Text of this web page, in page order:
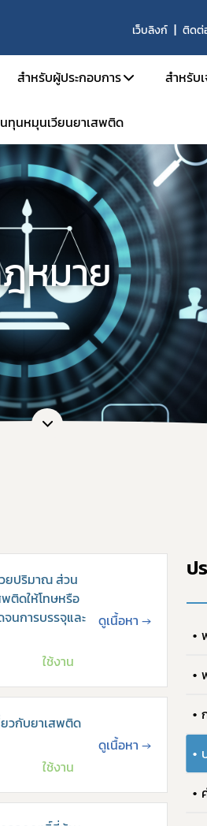
เว็บลิงก์ ติดต่
แบบ
ด
บวัตถุเสพติด
สำหรับผู้ประกอบการ
เอกสารเปิดสิทธิ์เข้าใช้ระบบ E-
การขออนุญาตสำหรับสถานพยาบ
การขออนุญาตครอบครองยาเสพ
การขออนุญาตยาเสพติดให้โทษใน
การขออนุญาตนำเข้า-ส่งออกเฉ
การขอหนังสือรับรองการนำหรือ
การขออนุญาตวัตถุออกฤทธิ์ในปร
การขออนุญาตยาเสพติดให้โทษใน
ขออนุญาตผลิต นำเข้า ส่งออก ยา
การขออนุญาตยาเสพติดให้โทษใน
การอนุญาตทะเบียนตำรับ / โฆษ
หลักเกณฑ์และเงื่อนไขการตรวจ
การทำลายวัตถุเสพติดที่ใช้ในทา
ระบบรายงานยาเสพติดให้โทษใน
แบบฟอร์มรายงานกัญชา/กัญชง
สำหรับ
คู่มื
คู่มื
ก
ปร
ทุนหมุนเวียนยาเสพติด
หมาย
ป
ยปริมาณ ส่วน
ติดให้โทษหรือ
จนการบรรจุและ
ใช้งาน
ดูเนื้อหา →
วกับยาเสพติด
ใช้งาน
ดูเนื้อหา →